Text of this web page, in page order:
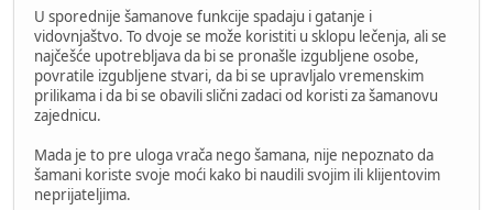
U sporednije šamanove funkcije spadaju i gatanje i
vidovnjaštvo. To dvoje se može koristiti u sklopu lečenja, ali se
najčešće upotrebljava da bi se pronašle izgubljene osobe,
povratile izgubljene stvari, da bi se upravljalo vremenskim
prilikama i da bi se obavili slični zadaci od koristi za šamanovu
zajednicu.
Mada je to pre uloga vrača nego šamana, nije nepoznato da
šamani koriste svoje moći kako bi naudili svojim ili klijentovim
neprijateljima.